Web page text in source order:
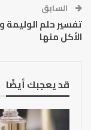
السابق
تفسير حلم الوليمة
الأكل منها
قد يعجبك أيضًا